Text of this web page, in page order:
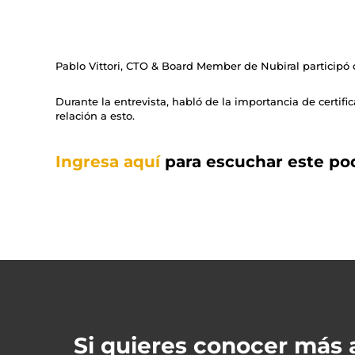
Pablo Vittori, CTO & Board Member de Nubiral
Durante la entrevista, habló de la importancia de
relación a esto.
Ingresa aquí para escuchar este
Si quieres conocer más